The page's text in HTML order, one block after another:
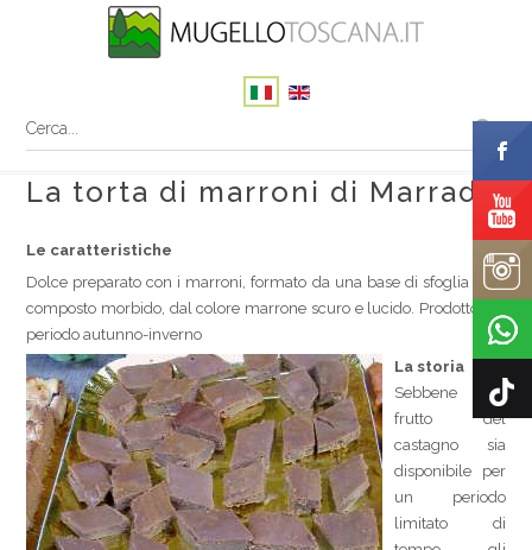
La torta di marroni di Marradi
Le caratteristiche
Dolce preparato con i marroni, formato da una base di sfoglia e un
composto morbido, dal colore marrone scuro e lucido. Prodotto nel
periodo autunno-inverno
La storia
Sebbene il
frutto del
castagno sia
disponibile per
un periodo
limitato di